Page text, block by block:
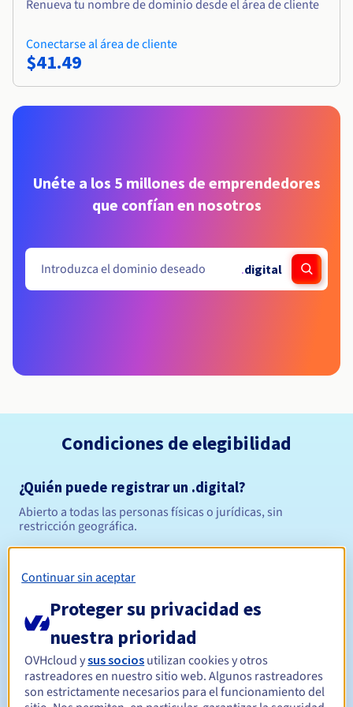
Renueva tu nombre de dominio desde el área de cliente
Conectarse al área de cliente
$41.49
Unéte a los 5 millones de emprendedores
que confían en nosotros
.digital
Condiciones de elegibilidad
¿Quién puede registrar un .digital?
Abierto a todas las personas físicas o jurídicas, sin
restricción geográfica.
Período de registro
Período de renovación Entre 1 y 10 años
Continuar sin aceptar
Proteger su privacidad es
nuestra prioridad
OVHcloud ysus socios utilizan cookies y otros
rastreadores en nuestro sitio web. Algunos rastreadores
son estrictamente necesarios para el funcionamiento del